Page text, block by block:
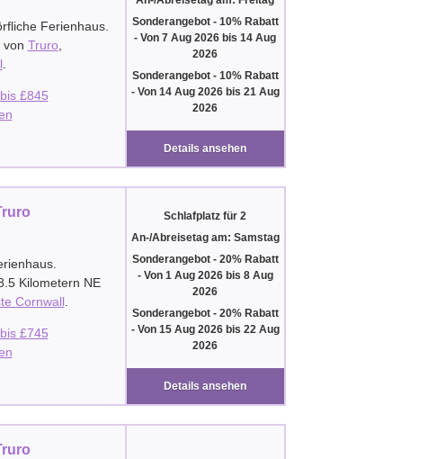
Ferienhaus.
von Truro,
.
£845
Sonderangebot - 10% Rabatt
-Von7 Aug 2026 bis14 Aug
2026
Sonderangebot - 10% Rabatt
- Von 14 Aug 2026bis 21 Aug
2026
Details ansehen
Kilometern NE
Cornwall.
£745
Schlafplatz für 2
An-/Abreisetag am: Samstag
Sonderangebot - 20% Rabatt
- Von 1 Aug 2026bis 8 Aug
2026
Sonderangebot - 20% Rabatt
- Von 15 Aug 2026bis 22 Aug
2026
Details ansehen